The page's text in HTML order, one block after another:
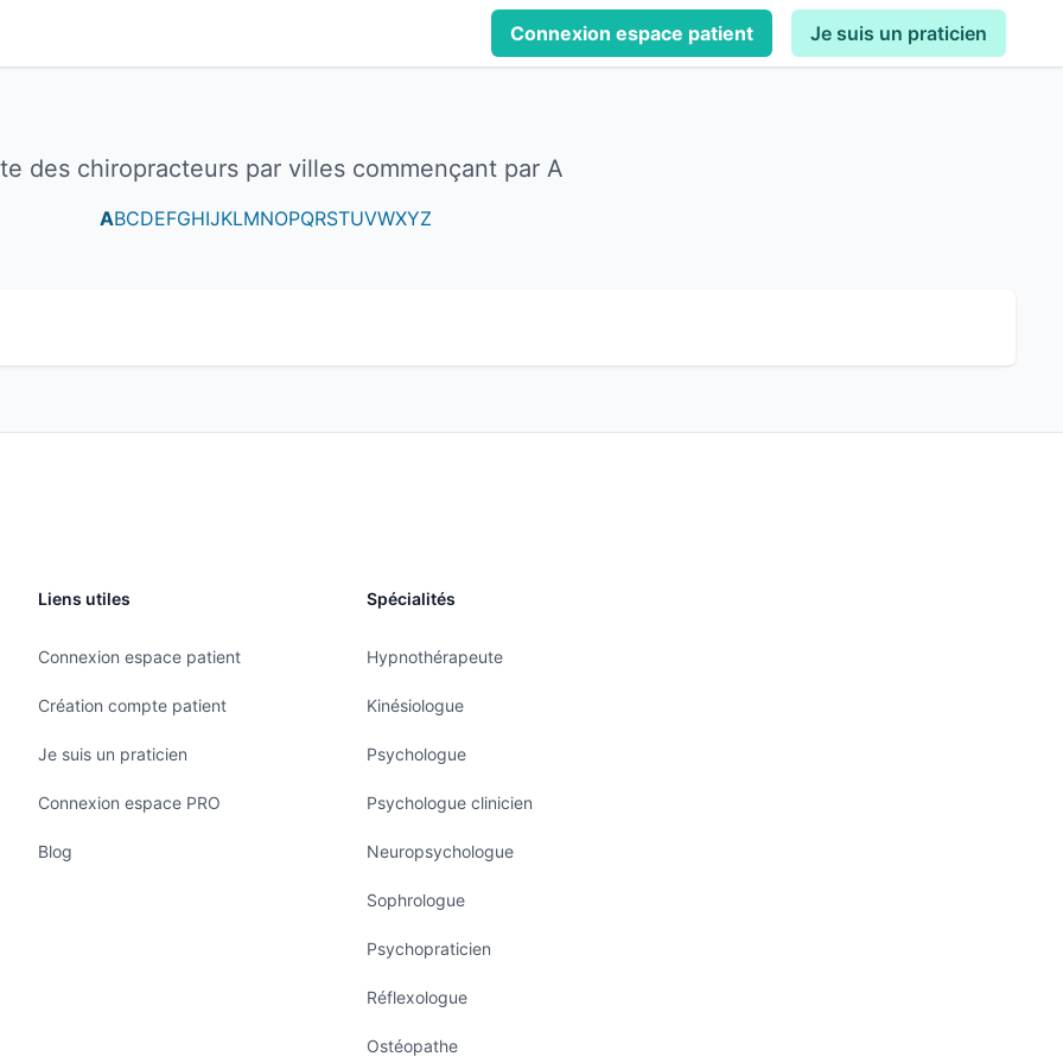
Connexion espace patient Je suis un praticien
des chiropracteurs par villes commençant par A
ABCDEFGHIJKLMNOPQRSTUVWXYZ
Liens utiles
Connexion espace patient
Création compte patient
Je suis un praticien
Connexion espace PRO
Blog
Spécialités
Hypnothérapeute
Kinésiologue
Psychologue
Psychologue clinicien
Neuropsychologue
Sophrologue
Psychopraticien
Réflexologue
Ostéopathe